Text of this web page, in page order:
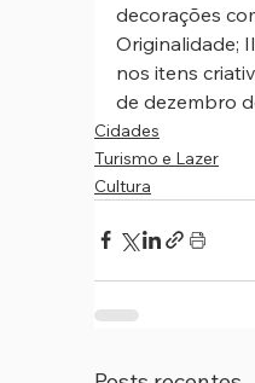
decorações
Originalidade;
nos itens
de dezembro
Cidades
Turismo e Lazer
Cultura